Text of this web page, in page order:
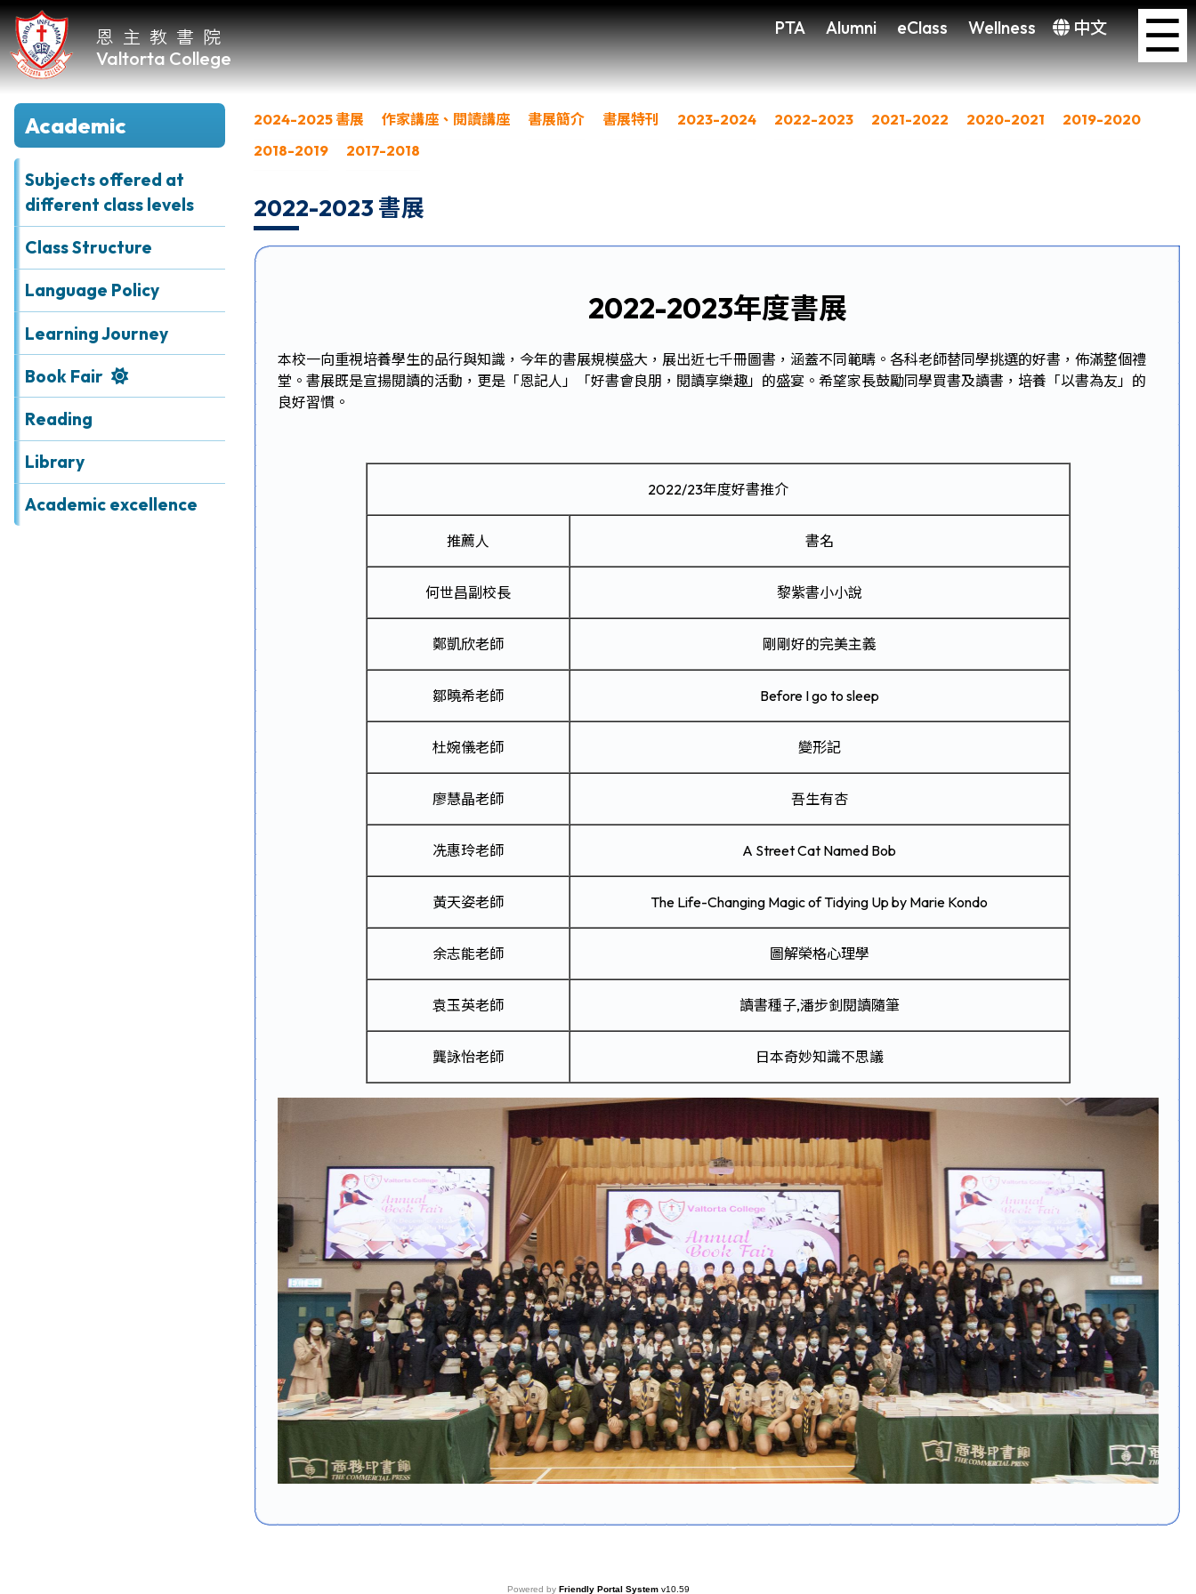
恩主教書院
Valtorta College
PTA Alumni eClass Wellness 中文 ☰
×
Home
VC
Academic
Student
Development
Achievements
Admissions
Media
&
Academic
Subjects offered at
different class levels
Class Structure
Language Policy
Learning Journey
Book Fair
Reading
Library
Academic excellence
2024-2025 書展 作家講座、閱讀講座 書展簡介 書展特刊 2023-2024 2022-2023 2021-2022 2020-2021
2019-2020
2018-2019
2017-2018
2022-2023 書展
2022-2023年度書展
本校一向重視培養學生的品行與知識，今年的書展規模盛大，展出近七千冊圖書，涵蓋不同範疇。各科老師替同學挑選的好書，佈滿整個禮
堂。書展既是宣揚閱讀的活動，更是「恩記人」「好書會良朋，閱讀享樂趣」的盛宴。希望家長鼓勵同學買書及讀書，培養「以書為友」的
良好習慣。
2022/23年度好書推介
推薦人 書名
何世昌副校長 黎紫書小小說
鄭凱欣老師 剛剛好的完美主義
鄒曉希老師 Before I go to sleep
杜婉儀老師 變形記
廖慧晶老師 吾生有杏
冼惠玲老師 A Street Cat Named Bob
黃天姿老師 The Life-Changing Magic of Tidying Up by Marie Kondo
余志能老師 圖解榮格心理學
袁玉英老師 讀書種子,潘步釗閱讀隨筆
龔詠怡老師 日本奇妙知識不思議
Powered by Friendly Portal System v10.59